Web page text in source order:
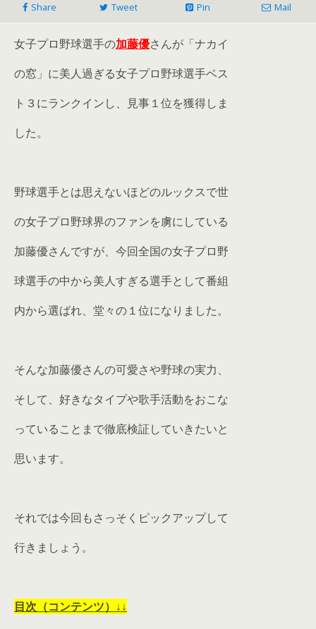
Share Tweet Pin Mail
女子プロ野球選手の加藤優さんが「ナカイ
の窓」に美人過ぎる女子プロ野球選手ベス
ト３にランクインし、見事１位を獲得しま
した。
野球選手とは思えないほどのルックスで世
の女子プロ野球界のファンを虜にしている
加藤優さんですが、今回全国の女子プロ野
球選手の中から美人すぎる選手として番組
内から選ばれ、堂々の１位になりました。
そんな加藤優さんの可愛さや野球の実力、
そして、好きなタイプや歌手活動をおこな
っていることまで徹底検証していきたいと
思います。
それでは今回もさっそくピックアップして
行きましょう。
目次（コンテンツ）↓↓